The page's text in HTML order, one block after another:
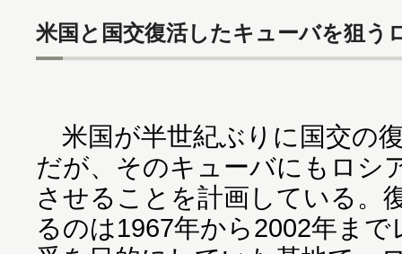
米国と国交復活したキューバを狙う
米国が半世紀ぶりに国交の
だが、そのキューバにもロシ
させることを計画している。
るのは1967年から2002年ま